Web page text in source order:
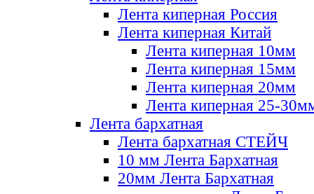
Лента киперная Россия
Лента киперная Китай
Лента киперная 10мм
Лента киперная 15мм
Лента киперная 20мм
Лента киперная 25-
Лента бархатная
Лента бархатная СТЕЙЧ
10 мм Лента Бархатная
20мм Лента Бархатная